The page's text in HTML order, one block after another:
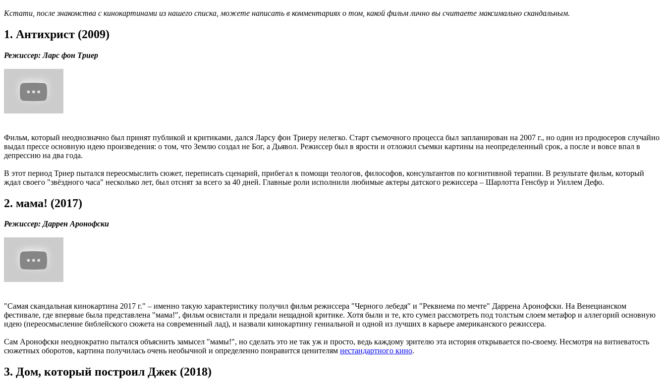
Кстати, после знакомства с кинокартинами из нашего списка, можете написать в комментариях о том, какой фильм лично вы считаете максимально скандальным.
1. Антихрист (2009)
Режиссер: Ларс фон Триер
Фильм, который неоднозначно был принят публикой и критиками, дался Ларсу фон Триеру нелегко. Старт съемочного процесса был запланирован на 2007 г., но один из продюсеров случайно
выдал прессе основную идею произведения: о том, что Землю создал не Бог, а Дьявол. Режиссер был в ярости и отложил съемки картины на неопределенный срок, а после и вовсе впал в
депрессию на два года.
В этот период Триер пытался переосмыслить сюжет, переписать сценарий, прибегал к помощи теологов, философов, консультантов по когнитивной терапии. В результате фильм, который
ждал своего "звёздного часа" несколько лет, был отснят за всего за 40 дней. Главные роли исполнили любимые актеры датского режиссера – Шарлотта Генсбур и Уиллем Дефо.
2. мама! (2017)
Режиссер: Даррен Аронофски
"Самая скандальная кинокартина 2017 г." – именно такую характеристику получил фильм режиссера "Черного лебедя" и "Реквиема по мечте" Даррена Аронофски. На Венецианском
фестивале, где впервые была представлена "мама!", фильм освистали и предали нещадной критике. Хотя были и те, кто сумел рассмотреть под толстым слоем метафор и аллегорий основную
идею (переосмысление библейского сюжета на современный лад), и назвали кинокартину гениальной и одной из лучших в карьере американского режиссера.
Сам Аронофски неоднократно пытался объяснить замысел "мамы!", но сделать это не так уж и просто, ведь каждому зрителю эта история открывается по-своему. Несмотря на витиеватость
сюжетных оборотов, картина получилась очень необычной и определенно понравится ценителям нестандартного кино.
3. Дом, который построил Джек (2018)